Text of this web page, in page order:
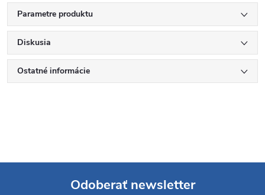
Parametre produktu
Diskusia
Ostatné informácie
Odoberať newsletter